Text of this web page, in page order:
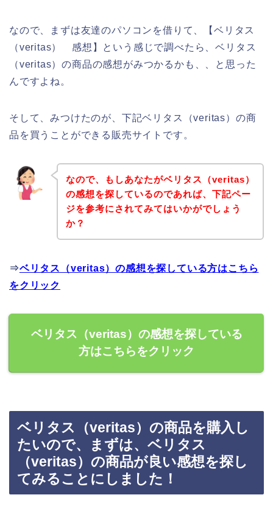
なので、まずは友達のパソコンを借りて、【ベリタス
（veritas） 感想】という感じで調べたら、ベリタス
（veritas）の商品の感想がみつかるかも、、と思った
んですよね。
そして、みつけたのが、下記ベリタス（veritas）の商
品を買うことができる販売サイトです。
なので、もしあなたがベリタス（veritas）
の感想を探しているのであれば、下記ペー
ジを参考にされてみてはいかがでしょう
か？
⇒ベリタス（veritas）の感想を探している方はこちら
をクリック
ベリタス（veritas）の感想を探している
方はこちらをクリック
ベリタス（veritas）の商品を購入し
たいので、まずは、ベリタス
（veritas）の商品が良い感想を探し
てみることにしました！